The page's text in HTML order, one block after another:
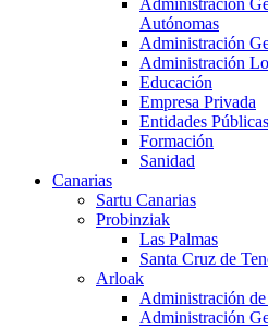
Administración
Autónomas
Administración
Administración
Educación
Empresa Privada
Entidades
Formación
Sanidad
Canarias
Sartu Canarias
Probinziak
Las Palmas
Santa Cruz de
Arloak
Administración de
Administración